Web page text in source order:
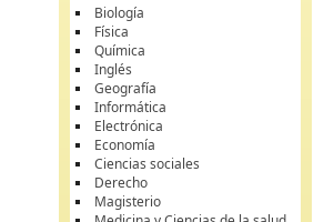
Biología
Física
Química
Inglés
Geografía
Informática
Electrónica
Economía
Ciencias sociales
Derecho
Magisterio